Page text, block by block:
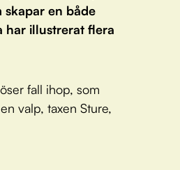
en både
har illustrerat flera
fall ihop, som
valp, taxen Sture,